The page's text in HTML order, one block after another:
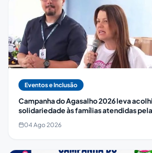
Eventos e Inclusão
Campanha do Agasalho 2026 leva
solidariedade às famílias atendidas pela
04 Ago 2026